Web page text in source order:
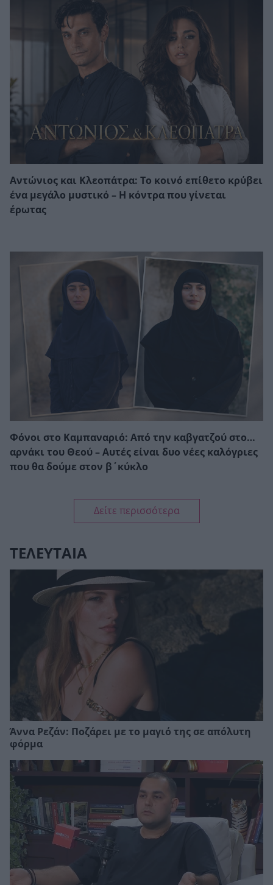
Αντώνιος και Κλεοπάτρα: Το κοινό επίθετο κρύβει
ένα μεγάλο μυστικό – Η κόντρα που γίνεται
έρωτας
Φόνοι στο Καμπαναριό: Από την καβγατζού στο…
αρνάκι του Θεού – Αυτές είναι δυο νέες καλόγριες
που θα δούμε στον β΄κύκλο
Δείτε περισσότερα
ΤΕΛΕΥΤΑΙΑ
Άννα Ρεζάν: Ποζάρει με το μαγιό της σε απόλυτη
φόρμα